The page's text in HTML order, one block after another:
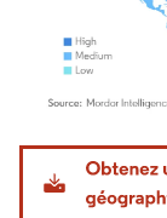
Image © Mordor